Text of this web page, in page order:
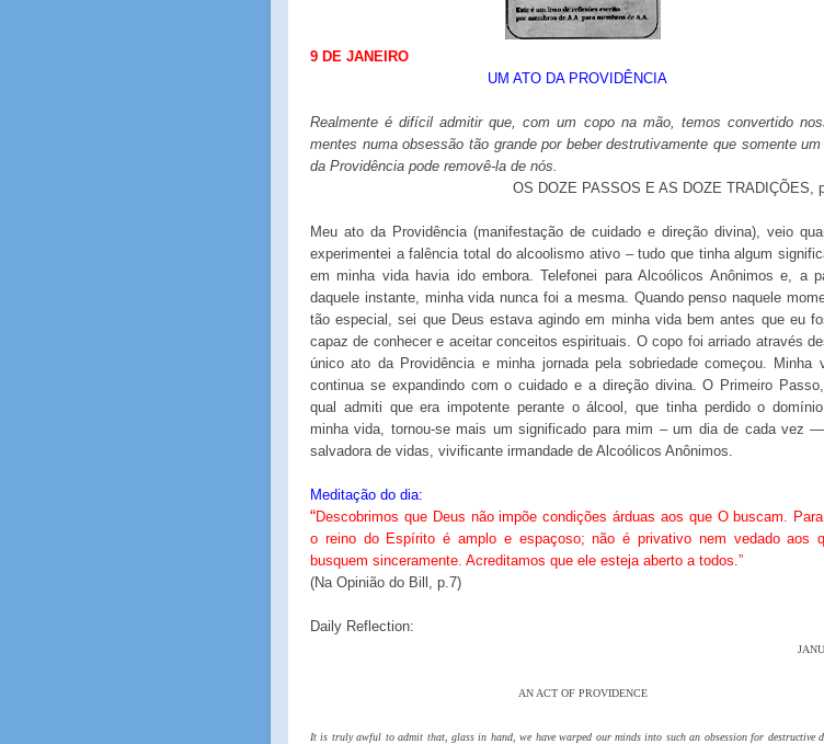
9 DE JANEIRO
UM ATO DA PROVIDÊNCIA
Realmente é difícil admitir que, com um copo na mão, temos convertido
mentes numa obsessão tão grande por beber destrutivamente que somente
da Providência pode removê-la de nós.
OS DOZE PASSOS E AS DOZE TRADIÇÕES,
Meu ato da Providência (manifestação de cuidado e direção divina), veio
experimentei a falência total do alcoolismo ativo – tudo que tinha algum
em minha vida havia ido embora. Telefonei para Alcoólicos Anônimos e, a
daquele instante, minha vida nunca foi a mesma. Quando penso naquele
tão especial, sei que Deus estava agindo em minha vida bem antes que eu
capaz de conhecer e aceitar conceitos espirituais. O copo foi arriado através
único ato da Providência e minha jornada pela sobriedade começou. Minha
continua se expandindo com o cuidado e a direção divina. O Primeiro
qual admiti que era impotente perante o álcool, que tinha perdido o
minha vida, tornou-se mais um significado para mim – um dia de cada vez
salvadora de vidas, vivificante irmandade de Alcoólicos Anônimos.
Meditação do dia:
“Descobrimos que Deus não impõe condições árduas aos que O buscam.
o reino do Espírito é amplo e espaçoso; não é privativo nem vedado aos
busquem sinceramente. Acreditamos que ele esteja aberto a todos.”
(Na Opinião do Bill, p.7)
Daily Reflection:
AN ACT OF PROVIDENCE
It is truly awful to admit that, glass in hand, we have warped our minds into such an obsession for destructive